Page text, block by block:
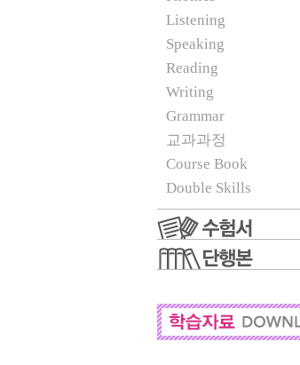
Listening
Speaking
Reading
Writing
Grammar
교과과정
Course Book
Double Skills